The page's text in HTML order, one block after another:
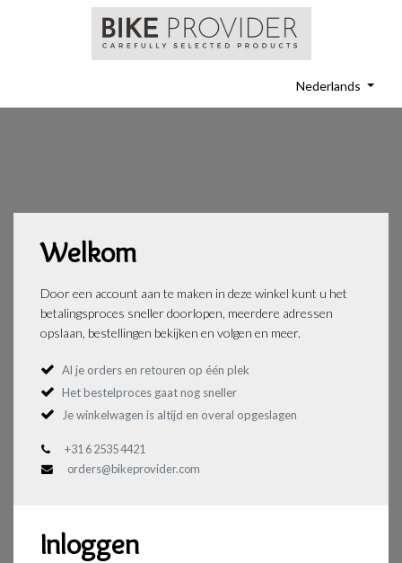
Nederlands
Welkom
Door een account aan te maken in deze winkel kunt u het
betalingsproces sneller doorlopen, meerdere adressen
opslaan, bestellingen bekijken en volgen en meer.
Al je orders en retouren op één plek
Het bestelproces gaat nog sneller
Je winkelwagen is altijd en overal opgeslagen
+31 6 2535 4421
orders@bikeprovider.com
Inloggen